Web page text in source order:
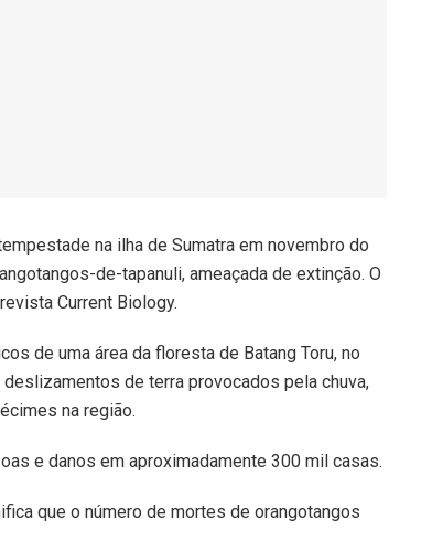
na ilha de Sumatra em novembro do
de-tapanuli, ameaçada de extinção. O
Current Biology.
de uma área da floresta de Batang Toru, no
de terra provocados pela chuva,
na região.
e danos em aproximadamente 300 mil casas.
que o número de mortes de orangotangos